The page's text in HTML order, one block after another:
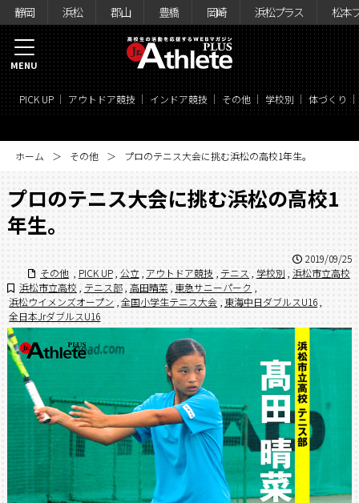
静岡 浜松 郡山 豊橋 岡崎 浜松プラス 松本
PICK UP アウトドア競技 インドア競技 その他 学校別 体づくり
MENU
ホーム その他 プロのテニス大会に挑む浜松の高校1年生。
プロのテニス大会に挑む浜松の高校1
年生。
2019/09/25
その他
PICK UP 公立 アウトドア競技 テニス 学校別 浜松市立高校
浜松市立高校 , テニス部 , 高田晴菜 , 東急サニーパーク ,
浜松ウイメンズオープン 全国小学生テニス大会 東海中日ダブルスU16
全日本JrダブルスU16